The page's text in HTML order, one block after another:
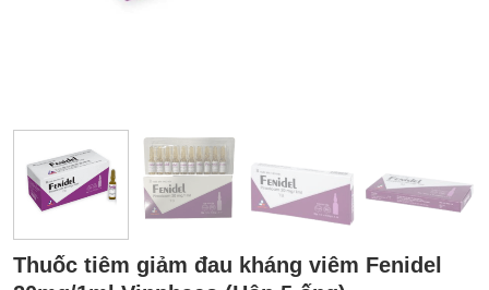
Thuốc tiêm giảm đau kháng viêm Fenidel